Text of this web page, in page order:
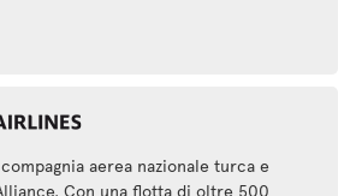
aerea nazionale turca e
Con una flotta di oltre 500